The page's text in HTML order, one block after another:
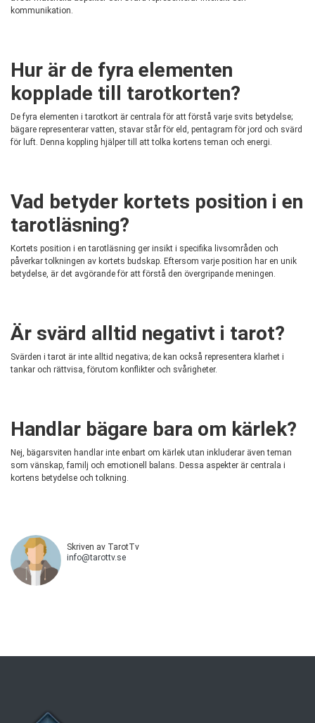
kommunikation.
Hur är de fyra elementen
kopplade till tarotkorten?
De fyra elementen i tarotkort är centrala för att förstå varje svits betydelse;
bägare representerar vatten, stavar står för eld, pentagram för jord och svärd
för luft. Denna koppling hjälper till att tolka kortens teman och energi.
Vad betyder kortets position i en
tarotläsning?
Kortets position i en tarotläsning ger insikt i specifika livsområden och
påverkar tolkningen av kortets budskap. Eftersom varje position har en unik
betydelse, är det avgörande för att förstå den övergripande meningen.
Är svärd alltid negativt i tarot?
Svärden i tarot är inte alltid negativa; de kan också representera klarhet i
tankar och rättvisa, förutom konflikter och svårigheter.
Handlar bägare bara om kärlek?
Nej, bägarsviten handlar inte enbart om kärlek utan inkluderar även teman
som vänskap, familj och emotionell balans. Dessa aspekter är centrala i
kortens betydelse och tolkning.
Skriven av TarotTv
info@tarottv.se